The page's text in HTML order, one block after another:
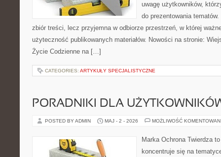
uwagę użytkowników,
do prezentowania
zbiór treści, lecz przyjemna w odbiorze przestrzeń, w której
użyteczność publikowanych materiałów. Nowości na stronie:
Życie Codzienne na […]
CATEGORIES: ARTYKUŁY SPECJALISTYCZNE
PORADNIKI DLA
POSTED BY ADMIN MAJ - 2 - 2026 MOŻLIWOŚĆ
Marka Ochrona Twierdza
koncentruje się na